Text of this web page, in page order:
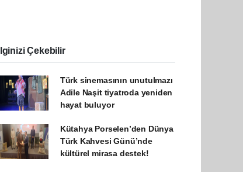
İlginizi Çekebilir
Türk sinemasının unutulmazı
Adile Naşit tiyatroda yeniden
hayat buluyor
Kütahya Porselen’den Dünya
Türk Kahvesi Günü’nde
kültürel mirasa destek!